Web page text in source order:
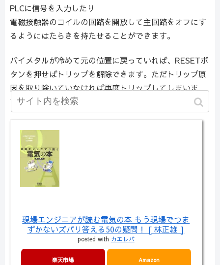
PLCに信号を入力したり
電磁接触器のコイルの回路を開放して主回路をオフにす
るようにはたらきを持たせることができます。
バイメタルが冷めて元の位置に戻っていれば、RESETボ
タンを押せばトリップを解除できます。ただトリップ原
因を取り除いていなければ再度トリップしてしまいま
す。
現場エンジニアが読む電気の本 もう現場でつま
ずかないズバリ答える50の疑問！ [ 林正雄 ]
posted with カエレバ
楽天市場 Amazon